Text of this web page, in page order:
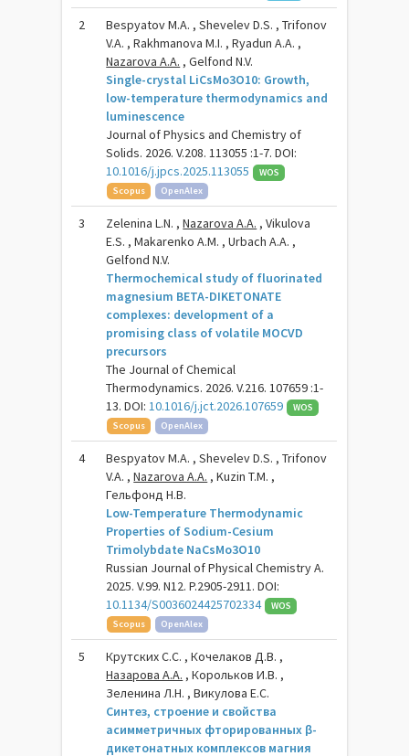
2
Bespyatov M.A. , Shevelev D.S. , Trifonov
V.A. , Rakhmanova M.I. , Ryadun A.A. ,
Nazarova A.A. , Gelfond N.V.
Single-crystal LiCsMo3O10: Growth,
low-temperature thermodynamics and
luminescence
Journal of Physics and Chemistry of
Solids. 2026. V.208. 113055 :1-7. DOI:
10.1016/j.jpcs.2025.113055
WOS
Scopus
OpenAlex
3 Zelenina L.N. ,Nazarova A.A. , Vikulova
E.S. , Makarenko А.М. , Urbach A.A. ,
Gelfond N.V.
Thermochemical study of fluorinated
magnesium BETA-DIKETONATE
complexes: development of a
promising class of volatile MOCVD
precursors
The Journal of Chemical
Thermodynamics. 2026. V.216. 107659 :1-
13. DOI:10.1016/j.jct.2026.107659
WOS
Scopus
OpenAlex
4
Bespyatov M.A. , Shevelev D.S. , Trifonov
V.A. ,Nazarova A.A. , Kuzin T.M. ,
Гельфонд Н.В.
Low-Temperature Thermodynamic
Properties of Sodium-Cesium
Trimolybdate NaCsMo3O10
Russian Journal of Physical Chemistry A.
2025. V.99. N12. P.2905-2911. DOI:
10.1134/S0036024425702334
WOS
Scopus
OpenAlex
5
Крутских С.С. , Кочелаков Д.В. ,
Назарова А.А. , Корольков И.В. ,
Зеленина Л.Н. , Викулова Е.С.
Синтез, строение и свойства
асимметричных фторированных β-
дикетонатных комплексов магния